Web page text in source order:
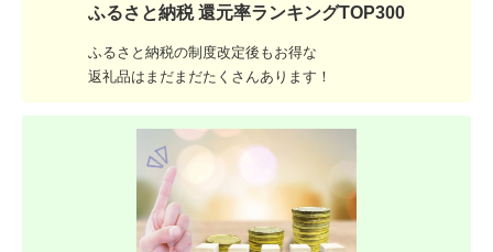
ふるさと納税 還元率ランキングTOP300
ふるさと納税の制度改定後もお得な
返礼品はまだまだたくさんあります！